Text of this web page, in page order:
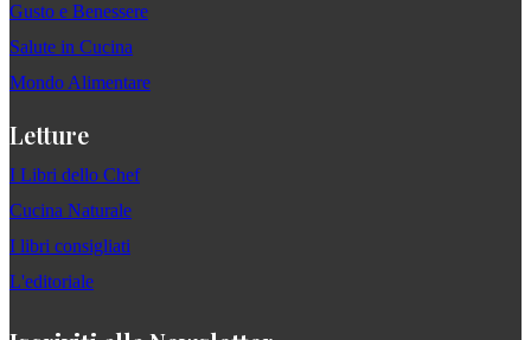
Gusto e Benessere
Salute in Cucina
Mondo Alimentare
Letture
I Libri dello Chef
Cucina Naturale
I libri consigliati
L'editoriale